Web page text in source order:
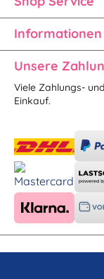
Informationen
Unsere
Viele Zahlungs-
Einkauf.